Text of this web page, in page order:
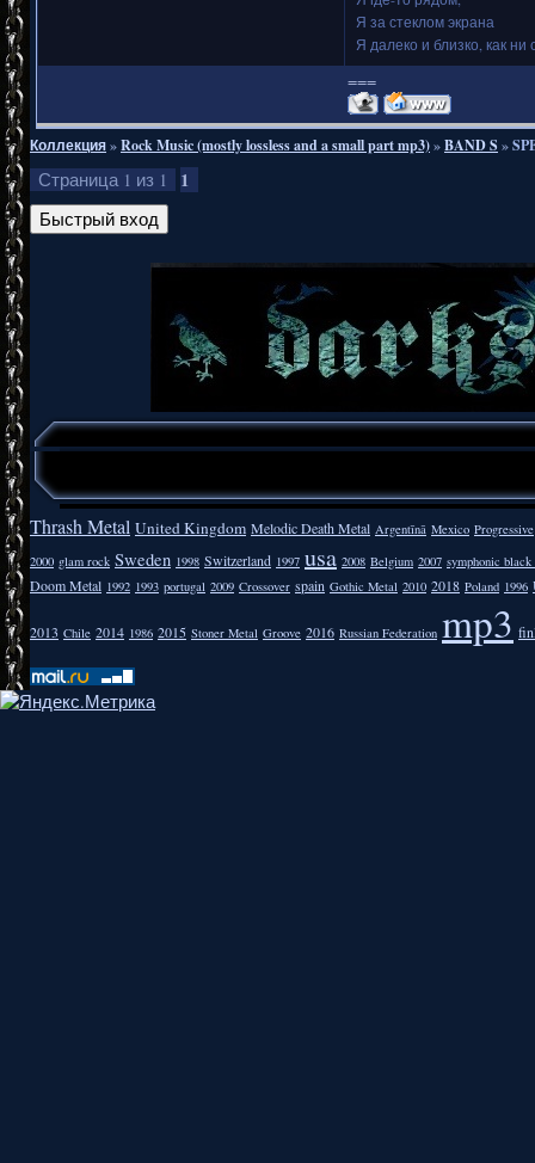
Я за стеклом экрана
Я далеко и близко, как ни
===
Коллекция»Rock Music (mostly lossless and a small part mp3)»BAND S »
Страница 1 из 1 1
Thrash Metal United Kingdom Melodic Death Metal Argentīnā Mexico Progressive
2000 glam rock Sweden 1998 Switzerland 1997 usa 2008 Belgium 2007 symphonic
Doom Metal 1992 1993 portugal 2009 Crossover spain Gothic Metal 2010 2018 Poland 1996
2013 Chile 2014 1986 2015 Stoner Metal Groove 2016 Russian Federation mp3